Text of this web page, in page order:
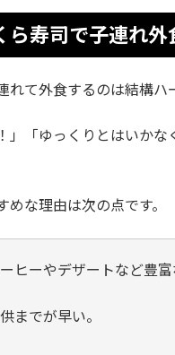
ら寿司で子連れ外
て外食するのは結構ハ
」「ゆっくりとはいか
な理由は次の点です。
ヒーやデザートなど豊
までが早い。